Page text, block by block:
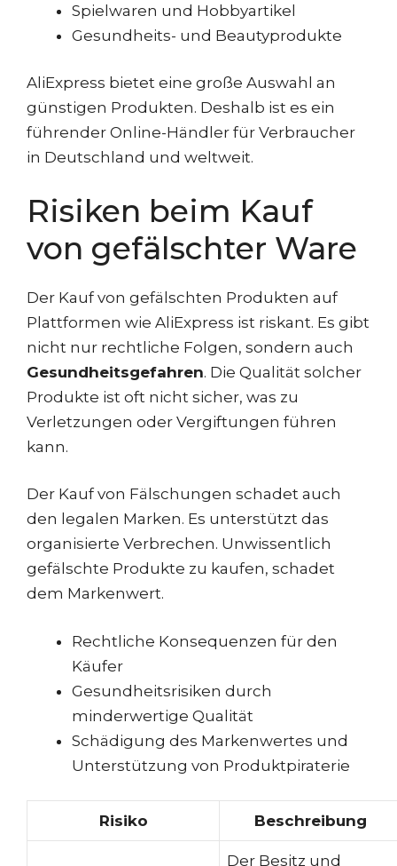
Spielwaren und Hobbyartikel
Gesundheits- und Beautyprodukte
AliExpress bietet eine große Auswahl an
günstigen Produkten. Deshalb ist es ein
führender Online-Händler für Verbraucher
in Deutschland und weltweit.
Risiken beim Kauf
von gefälschter Ware
Der Kauf von gefälschten Produkten auf
Plattformen wie AliExpress ist riskant. Es gibt
nicht nur rechtliche Folgen, sondern auch
Gesundheitsgefahren. Die Qualität solcher
Produkte ist oft nicht sicher, was zu
Verletzungen oder Vergiftungen führen
kann.
Der Kauf von Fälschungen schadet auch
den legalen Marken. Es unterstützt das
organisierte Verbrechen. Unwissentlich
gefälschte Produkte zu kaufen, schadet
dem Markenwert.
Rechtliche Konsequenzen für den
Käufer
Gesundheitsrisiken durch
minderwertige Qualität
Schädigung des Markenwertes und
Unterstützung von Produktpiraterie
Risiko Beschreibung
Der Besitz und